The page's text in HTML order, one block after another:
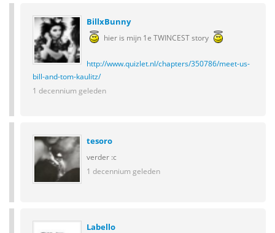
BillxBunny
hier is mijn 1e TWINCEST story
http://www.quizlet.nl/chapters/350786/meet-us-
bill-and-tom-kaulitz/
1 decennium geleden
tesoro
verder :c
1 decennium geleden
Labello